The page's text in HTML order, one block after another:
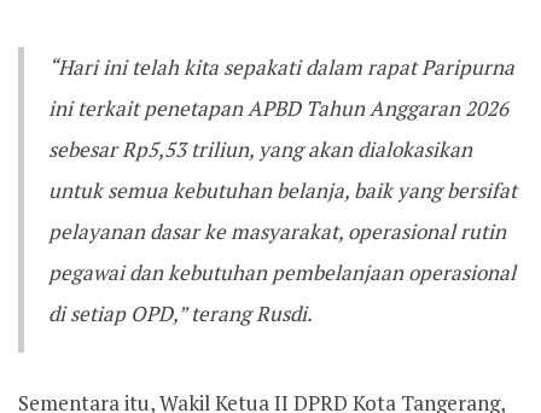
“Hari ini telah kita sepakati dalam rapat Paripurna
ini terkait penetapan APBD Tahun Anggaran 2026
sebesar Rp5,53 triliun, yang akan dialokasikan
untuk semua kebutuhan belanja, baik yang bersifat
pelayanan dasar ke masyarakat, operasional rutin
pegawai dan kebutuhan pembelanjaan operasional
di setiap OPD,” terang Rusdi.
Sementara itu, Wakil Ketua II DPRD Kota Tangerang,